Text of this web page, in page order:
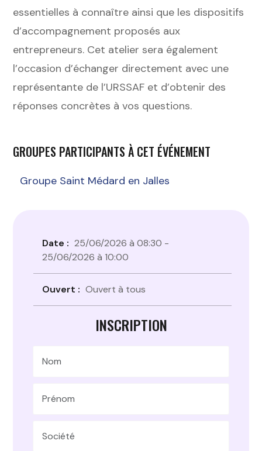
essentielles à connaître ainsi que les dispositifs
d’accompagnement proposés aux
entrepreneurs. Cet atelier sera également
l’occasion d’échanger directement avec une
représentante de l’URSSAF et d’obtenir des
réponses concrètes à vos questions.
GROUPES PARTICIPANTS À CET ÉVÉNEMENT
Groupe Saint Médard en Jalles
Date : 25/06/2026 à 08:30 -
25/06/2026 à 10:00
Ouvert : Ouvert à tous
INSCRIPTION